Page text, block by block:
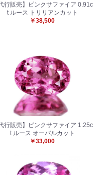
代行販売】ピンクサファイア 0.91c
t ルース トリリアンカット
￥38,500
代行販売】ピンクサファイア 1.25c
t ルース オーバルカット
￥33,000
カートへ進む